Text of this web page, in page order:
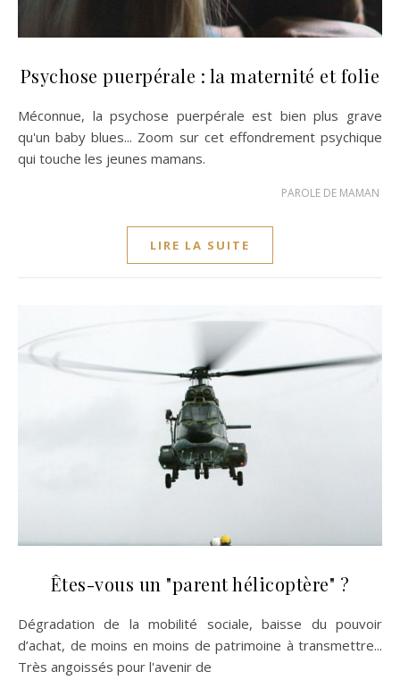
Psychose puerpérale : la maternité et folie
Méconnue, la psychose puerpérale est bien plus grave
qu'un baby blues... Zoom sur cet effondrement psychique
qui touche les jeunes mamans.
PAROLE DE MAMAN
LIRE LA SUITE
Êtes-vous un "parent hélicoptère" ?
Dégradation de la mobilité sociale, baisse du pouvoir
d’achat, de moins en moins de patrimoine à transmettre...
Très angoissés pour l'avenir de